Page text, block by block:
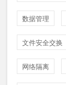
数据管理
文件安全交换
网络隔离